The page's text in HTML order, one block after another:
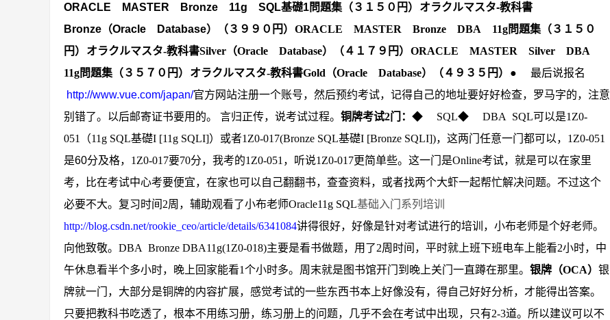
ORACLE MASTER Bronze 11g SQL基礎1問題集（３１５０円）
オラクルマスタ-教科書
Bronze（Oracle Database）（３９９０円） ORACLE MASTER Bronze DBA 11g問題集 （３１５０
円）
オラクルマスタ-教科書Silver （Oracle Database）（４１７９円） ORACLE MASTER Silver
DBA
11g問題集（３５７０円） オラクルマスタ-教科書Gold （Oracle Database）（４９３５円）
● 最后说报名
http://www.vue.com/japan/官方网站注册一个账号，然后预约考试，记得自己的地址要好好检查，罗马字的，注意
别错了。以后邮寄证书要用的。
言归正传，说考试过程。 铜牌考试2门： ◆ SQL◆ DBA SQL可以是1Z0-
051
（11g SQL基礎I [11g SQLI]）或者1Z0-017(Bronze SQL基礎I [Bronze SQLI])，这两门任意一门都可以， 1Z0-051
是60分及格， 1Z0-017要70分，我考的1Z0-051 ，听说1Z0-017更简单些。这一门是Online考试，就是可以在家里
考，比在考试中心考要便宜，在家也可以自己翻翻书，查查资料，或者找两个大虾一起帮忙解决问题。不过这个
必要不大。复习时间 2周，辅助观看了小布老师Oracle11g SQL基础入门系列培训
http://blog.csdn.net/rookie_ceo/article/details/6341084讲得很好，好像是针对考试进行的培训，小布老师是个好老师。
向他致敬。 DBA Bronze DBA11g(1Z0-018)主要是看书做题，用了2周时间，平时就上班下班电车上能看2小时，中
午休息看半个多小时，晚上回家能看1个小时多。周末就是图书馆开门到晚上关门一直蹲在那里。 银牌（OCA） 银
牌就一门，大部分是铜牌的内容扩展，感觉考试的一些东西书本上好像没有，得自己好好分析，才能得出答案。
只要把教科书吃透了，根本不用练习册，练习册上的问题，几乎不会在考试中出现，只有2-3道。所以建议可以不